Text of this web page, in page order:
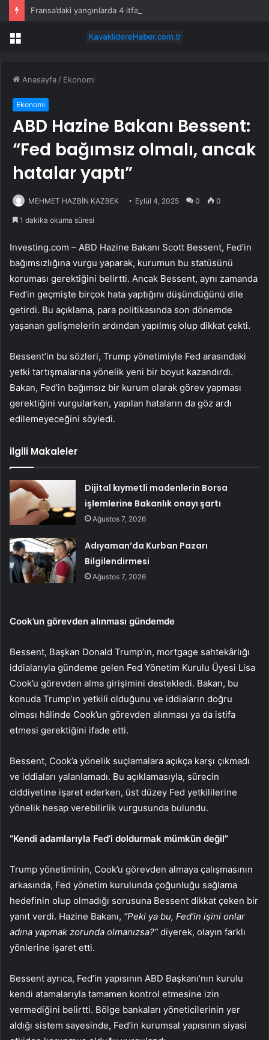
Fransa’daki yangınlarda 4 itfaiye eri hayatını kaybetti
Menü
Anasayfa / Ekonomi
Ekonomi
ABD Hazine Bakanı Bessent:
“Fed bağımsız olmalı, ancak
hatalar yaptı”
MEHMET HAZBİN KAZBEK Eylül 4, 2025 0 0
1 dakika okuma süresi
Investing.com – ABD Hazine Bakanı Scott Bessent, Fed’in
bağımsızlığına vurgu yaparak, kurumun bu statüsünü
koruması gerektiğini belirtti. Ancak Bessent, aynı zamanda
Fed’in geçmişte birçok hata yaptığını düşündüğünü dile
getirdi. Bu açıklama, para politikasında son dönemde
yaşanan gelişmelerin ardından yapılmış olup dikkat çekti.
Bessent’in bu sözleri, Trump yönetimiyle Fed arasındaki
yetki tartışmalarına yönelik yeni bir boyut kazandırdı.
Bakan, Fed’in bağımsız bir kurum olarak görev yapması
gerektiğini vurgularken, yapılan hataların da göz ardı
edilemeyeceğini söyledi.
İlgili Makaleler
Dijital kıymetli madenlerin Borsa
işlemlerine Bakanlık onayı şartı
Ağustos 7, 2026
Adıyaman’da Kurban Pazarı
Bilgilendirmesi
Ağustos 7, 2026
Cook’un görevden alınması gündemde
Bessent, Başkan Donald Trump’ın, mortgage sahtekârlığı
iddialarıyla gündeme gelen Fed Yönetim Kurulu Üyesi Lisa
Cook’u görevden alma girişimini destekledi. Bakan, bu
konuda Trump’ın yetkili olduğunu ve iddiaların doğru
olması hâlinde Cook’un görevden alınması ya da istifa
etmesi gerektiğini ifade etti.
Bessent, Cook’a yönelik suçlamalara açıkça karşı çıkmadı
ve iddiaları yalanlamadı. Bu açıklamasıyla, sürecin
ciddiyetine işaret ederken, üst düzey Fed yetkililerine
yönelik hesap verebilirlik vurgusunda bulundu.
“Kendi adamlarıyla Fed’i doldurmak mümkün değil”
Trump yönetiminin, Cook’u görevden almaya çalışmasının
arkasında, Fed yönetim kurulunda çoğunluğu sağlama
hedefinin olup olmadığı sorusuna Bessent dikkat çeken bir
yanıt verdi. Hazine Bakanı, “Peki ya bu, Fed’in işini onlar
adına yapmak zorunda olmanızsa?” diyerek, olayın farklı
yönlerine işaret etti.
Bessent ayrıca, Fed’in yapısının ABD Başkanı’nın kurulu
kendi atamalarıyla tamamen kontrol etmesine izin
vermediğini belirtti. Bölge bankaları yöneticilerinin yer
aldığı sistem sayesinde, Fed’in kurumsal yapısının siyasi